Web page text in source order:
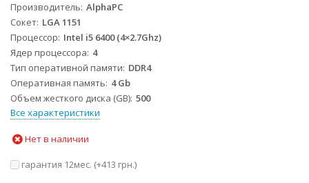
Производитель AlphaPC
Сокет LGA 1151
Процессор Intel i5 6400 (4×2.7Ghz)
Ядер процессора 4
Тип оперативной памяти DDR4
Оперативная память 4 Gb
Объем жесткого диска (GB) 500
Все характеристики
Нет в наличии
гарантия 12мес. (+413 грн.)